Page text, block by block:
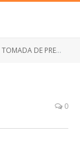
TOMADA DE PREÇO Nº 006/2019 (Contratação de empresa especializada para exercução dos serviços engenharia para construção da Praça do Mercado no município de Anapurus)
0